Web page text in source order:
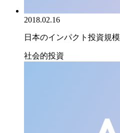
2018.02.16
日本のインパクト投資規模
社会的投資